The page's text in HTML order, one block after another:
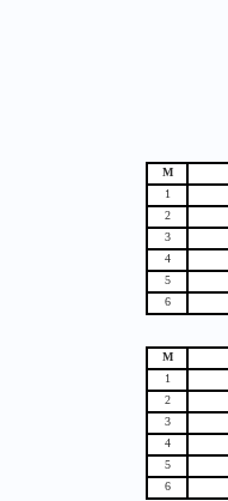
М
1
2
3
4
5
6
М
1
2
3
4
5
6